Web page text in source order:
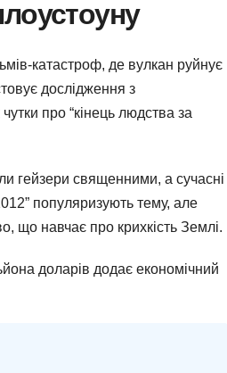
катастроф, де вулкан руйнує
дослідження з
про “кінець людства за
гейзери священними, а сучасні
популяризують тему, але
що навчає про крихкість Землі.
доларів додає економічний